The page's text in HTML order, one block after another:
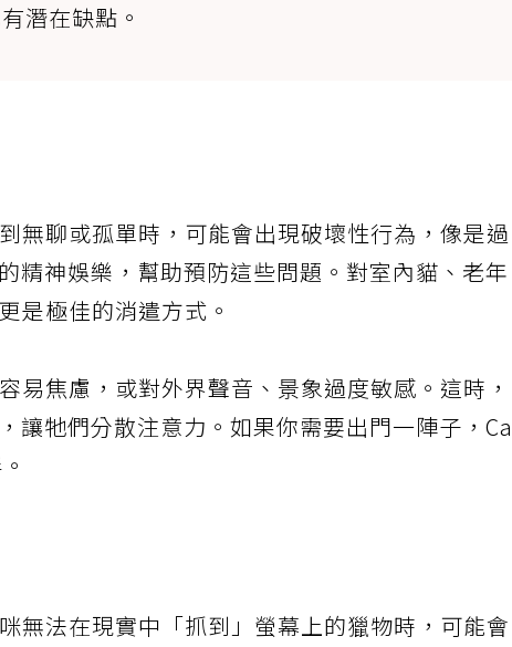
潛在缺點。
無聊或孤單時，可能會出現破壞性行為，像是過
精神娛樂，幫助預防這些問題。對室內貓、老年
是極佳的消遣方式。
易焦慮，或對外界聲音、景象過度敏感。這時，
讓牠們分散注意力。如果你需要出門一陣子，
咪無法在現實中「抓到」螢幕上的獵物時，可能會